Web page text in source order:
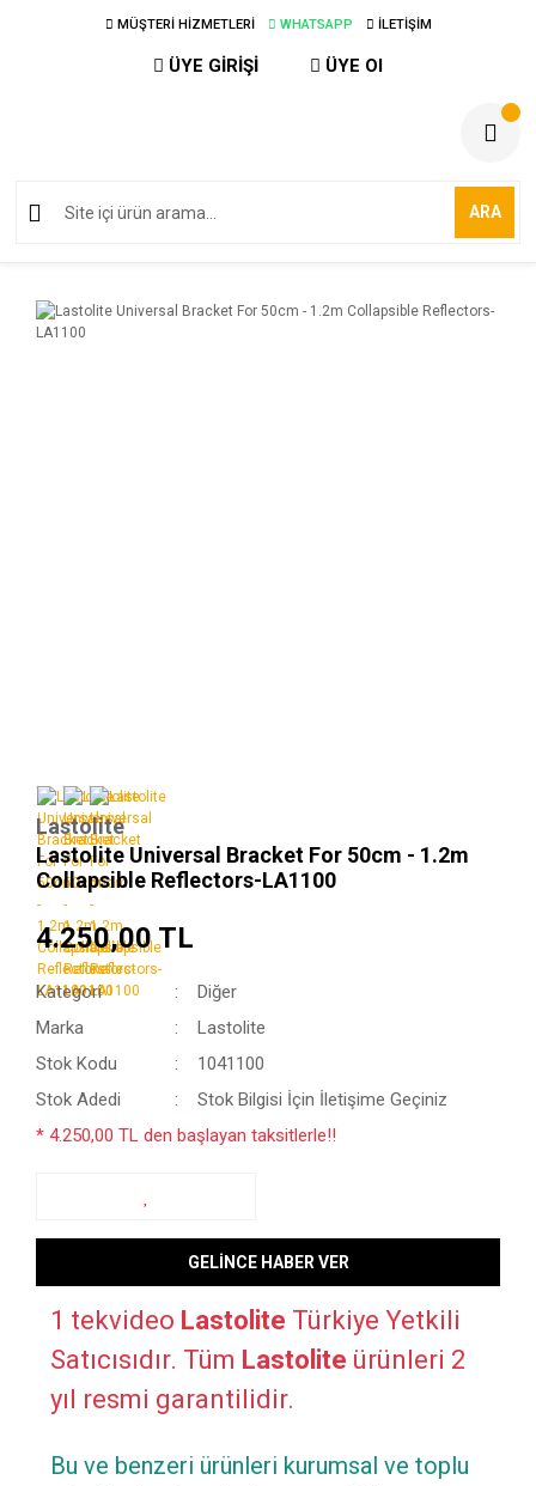
MÜŞTERİ HİZMETLERİ WHATSAPP İLETİŞİM
ÜYE GİRİŞİ ÜYE Ol
ARA
Lastolite
Lastolite Universal Bracket For 50cm - 1.2m
Collapsible Reflectors-LA1100
4.250,00 TL
Kategori
Diğer
Marka
Lastolite
Stok Kodu
1041100
Stok Adedi
Stok Bilgisi İçin İletişime Geçiniz
* 4.250,00 TL den başlayan taksitlerle!!
GELİNCE HABER VER
1 tekvideo Lastolite Türkiye Yetkili
Satıcısıdır. Tüm Lastolite ürünleri 2
yıl resmi garantilidir.
Bu ve benzeri ürünleri kurumsal ve toplu